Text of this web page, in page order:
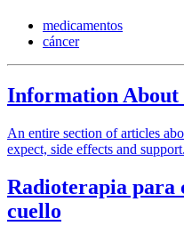
medicamentos
cáncer
Information
An entire section of articles
expect, side effects and support.
Radioterapia para
cuello